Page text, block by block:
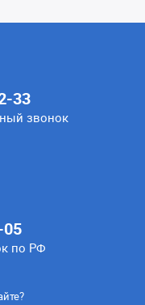
33
звонок
по РФ